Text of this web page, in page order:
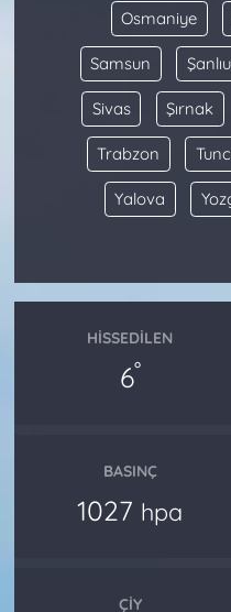
Osmaniye
Samsun
Sivas Şırnak
Trabzon
Yalova
HISSEDILEN
6°
BASINÇ
1027 hpa
ÇIY